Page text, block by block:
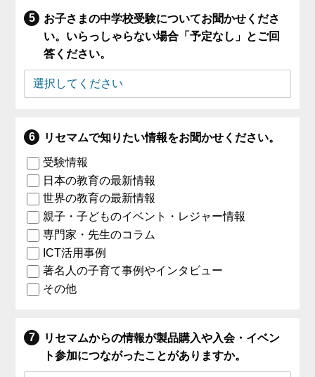
お子さまの中学校受験についてお聞かせくださ
い。いらっしゃらない場合「予定なし」とご回
答ください。
リセマムで知りたい情報をお聞かせください。
受験情報
日本の教育の最新情報
世界の教育の最新情報
親子・子どものイベント・レジャー情報
専門家・先生のコラム
ICT活用事例
著名人の子育て事例やインタビュー
その他
リセマムからの情報が製品購入や入会・イベン
ト参加につながったことがありますか。